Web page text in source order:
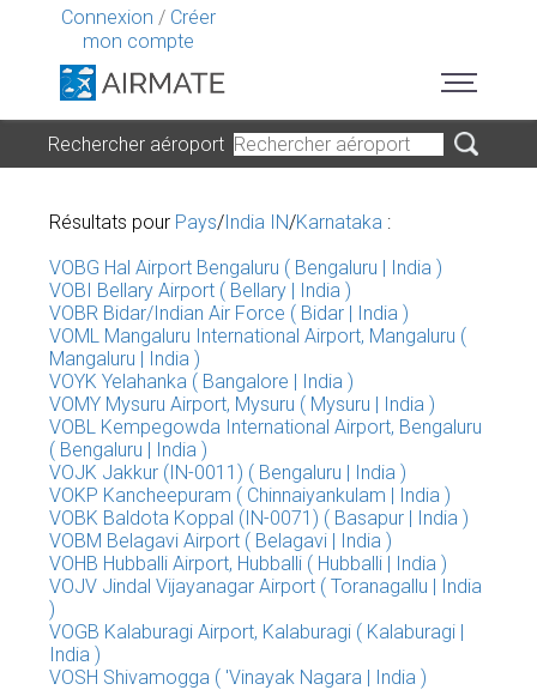
Connexion / Créer
mon compte
Rechercher aéroport
Résultats pour Pays/India IN/Karnataka :
VOBG Hal Airport Bengaluru ( Bengaluru | India )
VOBI Bellary Airport ( Bellary | India )
VOBR Bidar/Indian Air Force ( Bidar | India )
VOML Mangaluru International Airport, Mangaluru (
Mangaluru | India )
VOYK Yelahanka ( Bangalore | India )
VOMY Mysuru Airport, Mysuru ( Mysuru | India )
VOBL Kempegowda International Airport, Bengaluru
( Bengaluru | India )
VOJK Jakkur (IN-0011) ( Bengaluru | India )
VOKP Kancheepuram ( Chinnaiyankulam | India )
VOBK Baldota Koppal (IN-0071) ( Basapur | India )
VOBM Belagavi Airport ( Belagavi | India )
VOHB Hubballi Airport, Hubballi ( Hubballi | India )
VOJV Jindal Vijayanagar Airport ( Toranagallu | India
)
VOGB Kalaburagi Airport, Kalaburagi ( Kalaburagi |
India )
VOSH Shivamogga ( 'Vinayak Nagara | India )